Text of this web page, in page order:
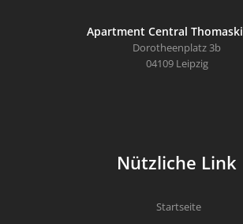
Apartment Central
Dorotheenplatz 3b
04109 Leipzig
Nützliche Link
Startseite